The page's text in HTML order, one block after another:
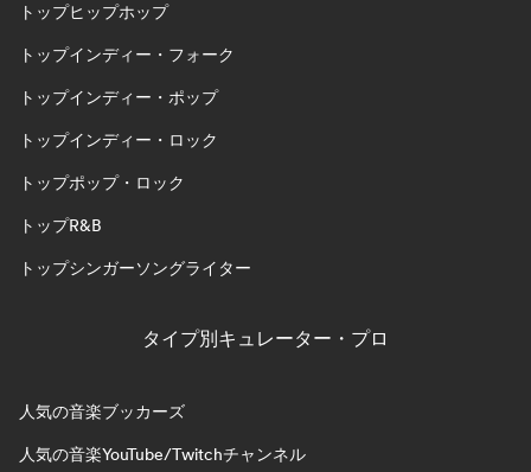
トップヒップホップ
トップインディー・フォーク
トップインディー・ポップ
トップインディー・ロック
トップポップ・ロック
トップR&B
トップシンガーソングライター
タイプ別キュレーター・プロ
人気の音楽ブッカーズ
人気の音楽YouTube/Twitchチャンネル